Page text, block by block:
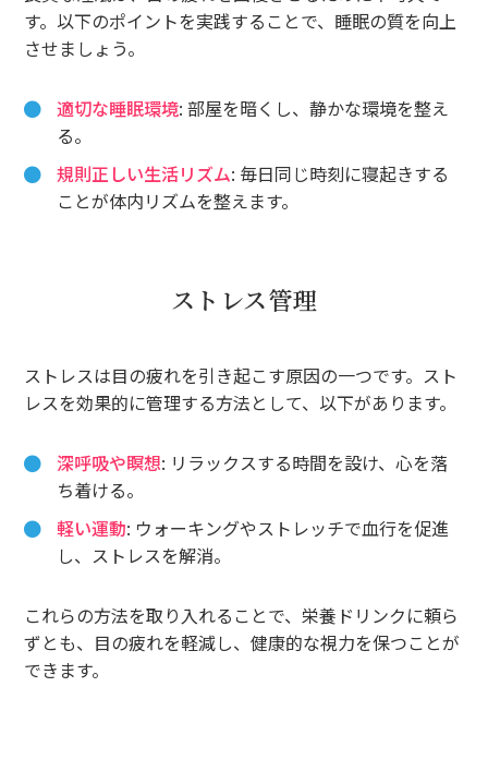
す。以下のポイントを実践することで、睡眠の質を向上
させましょう。
適切な睡眠環境: 部屋を暗くし、静かな環境を整え
る。
規則正しい生活リズム: 毎日同じ時刻に寝起きする
ことが体内リズムを整えます。
ストレス管理
ストレスは目の疲れを引き起こす原因の一つです。スト
レスを効果的に管理する方法として、以下があります。
深呼吸や瞑想: リラックスする時間を設け、心を落
ち着ける。
軽い運動: ウォーキングやストレッチで血行を促進
し、ストレスを解消。
これらの方法を取り入れることで、栄養ドリンクに頼ら
ずとも、目の疲れを軽減し、健康的な視力を保つことが
できます。